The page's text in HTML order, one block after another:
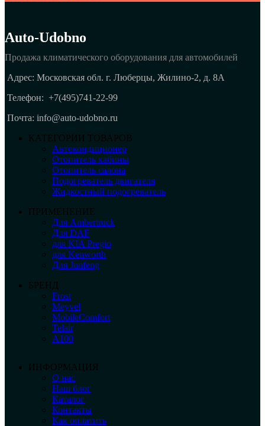
Auto-Udobno
Продажа климатического оборудования для автомобилей
Адрес: Московская обл. г. Люберцы, Жилино-2, д. 8A
Телефон: +7(495)741-22-99
Почта: info@auto-udobno.ru
КАТЕГОРИИ ТОВАРОВ
Автокондиционер
Отопитель кабины
Отопитель салона
Подогреватель двигателя
Жидкостный подогреватель
ПРИМЕНЕНИЕ
Для Ambertruck
Для DAF
для KIA Pregio
для Kenworth
Для Junfeng
БРЕНД
Frost
Meyvel
MobileComfort
Telair
А100
ИНФОРМАЦИЯ
О нас
Наш блог
Каталог
Контакты
Как оплатить